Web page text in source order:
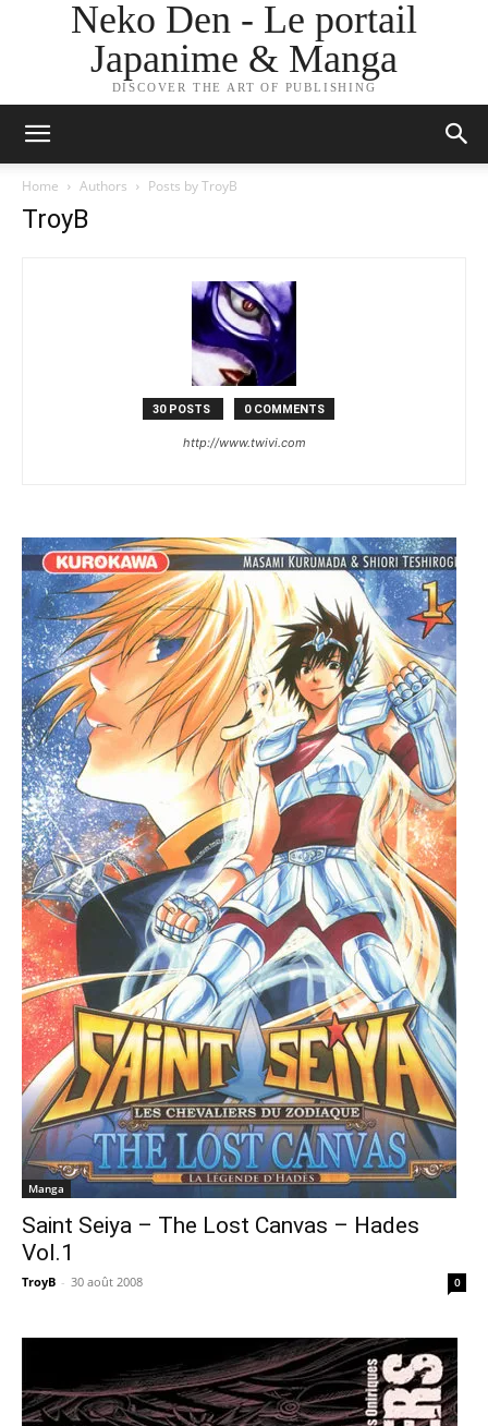
Neko Den - Le portail
Japanime & Manga
DISCOVER THE ART OF PUBLISHING
Home Authors Posts by TroyB
TroyB
30 POSTS 0 COMMENTS
http://www.twivi.com
Manga
Saint Seiya – The Lost Canvas – Hades
Vol.1
TroyB - 30 août 2008 0